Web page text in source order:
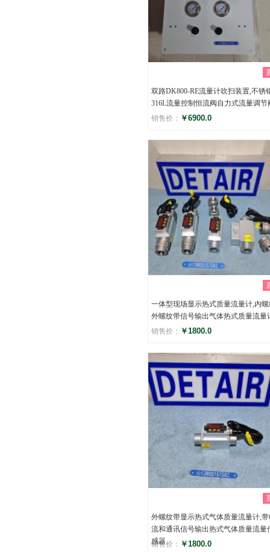
双路DK800-RE流量计吹扫装置,不锈
316L流量控制恒流阀自力式流量调节
销售价： ￥6900.0
评分
一体型现场显示热式质量流量计,内
外螺纹带信号输出气体热式质量流量
销售价： ￥1800.0
评分
()
外螺纹带显示热式气体质量流量计,
流和通讯信号输出热式气体质量流量
感器
销售价： ￥1800.0